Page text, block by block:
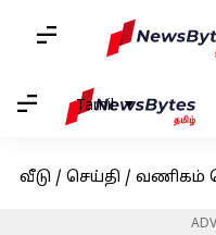
Tamil
வீடு / செய்தி / வணிகம்